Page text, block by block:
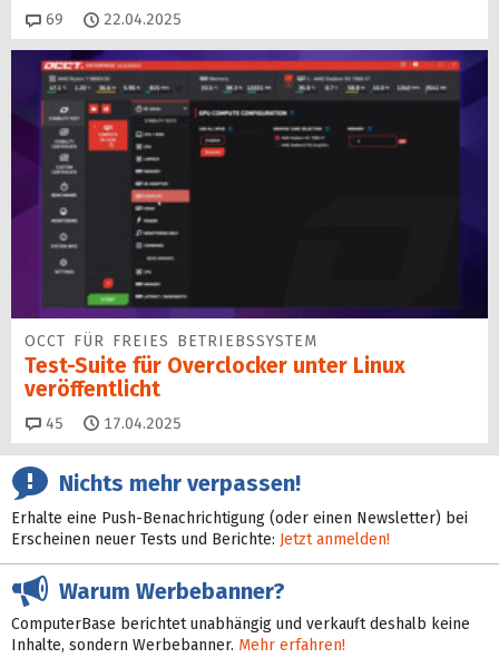
69 Kommentare
22.04.2025
OCCT FÜR FREIES BETRIEBSSYSTEM
Test-Suite für Overclocker unter Linux
veröffentlicht
45 Kommentare
17.04.2025
Nichts mehr verpassen!
Erhalte eine Push-Benachrichtigung (oder einen Newsletter) bei
Erscheinen neuer Tests und Berichte: Jetzt anmelden!
Warum Werbebanner?
ComputerBase berichtet unabhängig und verkauft deshalb keine
Inhalte, sondern Werbebanner. Mehr erfahren!